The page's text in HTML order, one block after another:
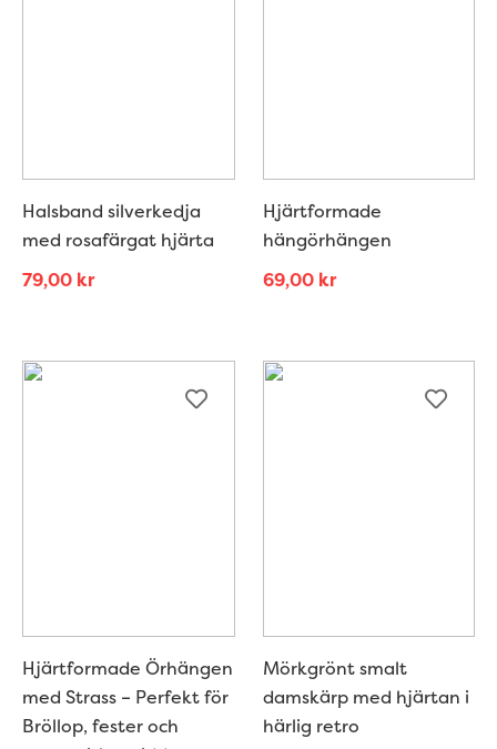
Halsband silverkedja
med rosafärgat hjärta
79,00 kr
Hjärtformade
hängörhängen
69,00 kr
Hjärtformade Örhängen
med Strass – Perfekt för
Bröllop, fester och
Mörkgrönt smalt
damskärp med hjärtan i
härlig retro